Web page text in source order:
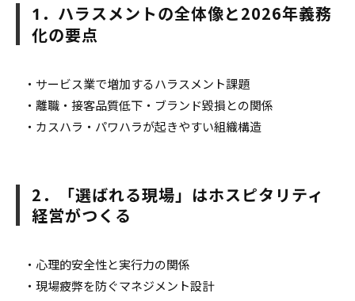
1 ．ハラスメントの全体像と2026年義務
化の要点
・サービス業で増加するハラスメント課題
・離職・接客品質低下・ブランド毀損との関係
・カスハラ・パワハラが起きやすい組織構造
2．「選ばれる現場」はホスピタリティ
経営がつくる
・心理的安全性と実行力の関係
・現場疲弊を防ぐマネジメント設計